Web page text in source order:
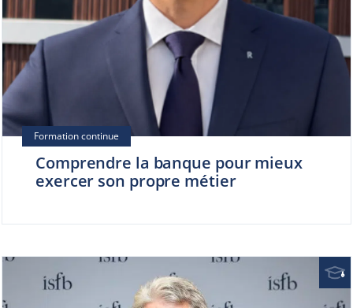
Comprendre la banque pour mieux
exercer son propre métier